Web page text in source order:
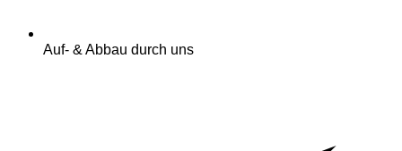
Auf- & Abbau durch uns